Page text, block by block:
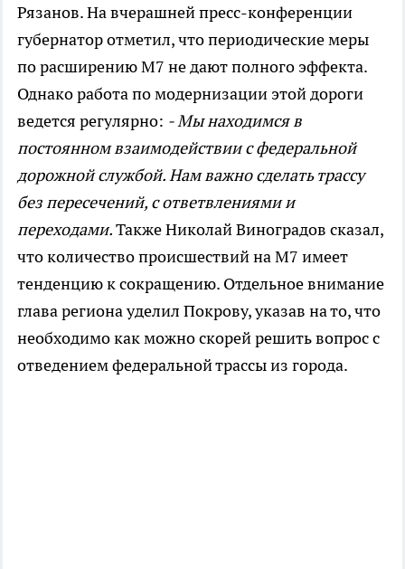
Рязанов. На вчерашней пресс-конференции
губернатор отметил, что периодические меры
по расширению М7 не дают полного эффекта.
Однако работа по модернизации этой дороги
ведется регулярно: - Мы находимся в
постоянном взаимодействии с федеральной
дорожной службой. Нам важно сделать трассу
без пересечений, с ответвлениями и
переходами.Также Николай Виноградов сказал,
что количество происшествий на М7 имеет
тенденцию к сокращению. Отдельное внимание
глава региона уделил Покрову, указав на то, что
необходимо как можно скорей решить вопрос с
отведением федеральной трассы из города.